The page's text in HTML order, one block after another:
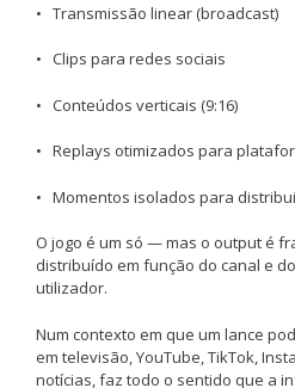
• Transmissão linear (broadcast)
• Clips para redes sociais
• Conteúdos verticais (9:16)
• Replays otimizados para
• Momentos isolados para
O jogo é um só — mas o output é
distribuído em função do canal e
utilizador.
Num contexto em que um lance
em televisão, YouTube, TikTok,
notícias, faz todo o sentido que a